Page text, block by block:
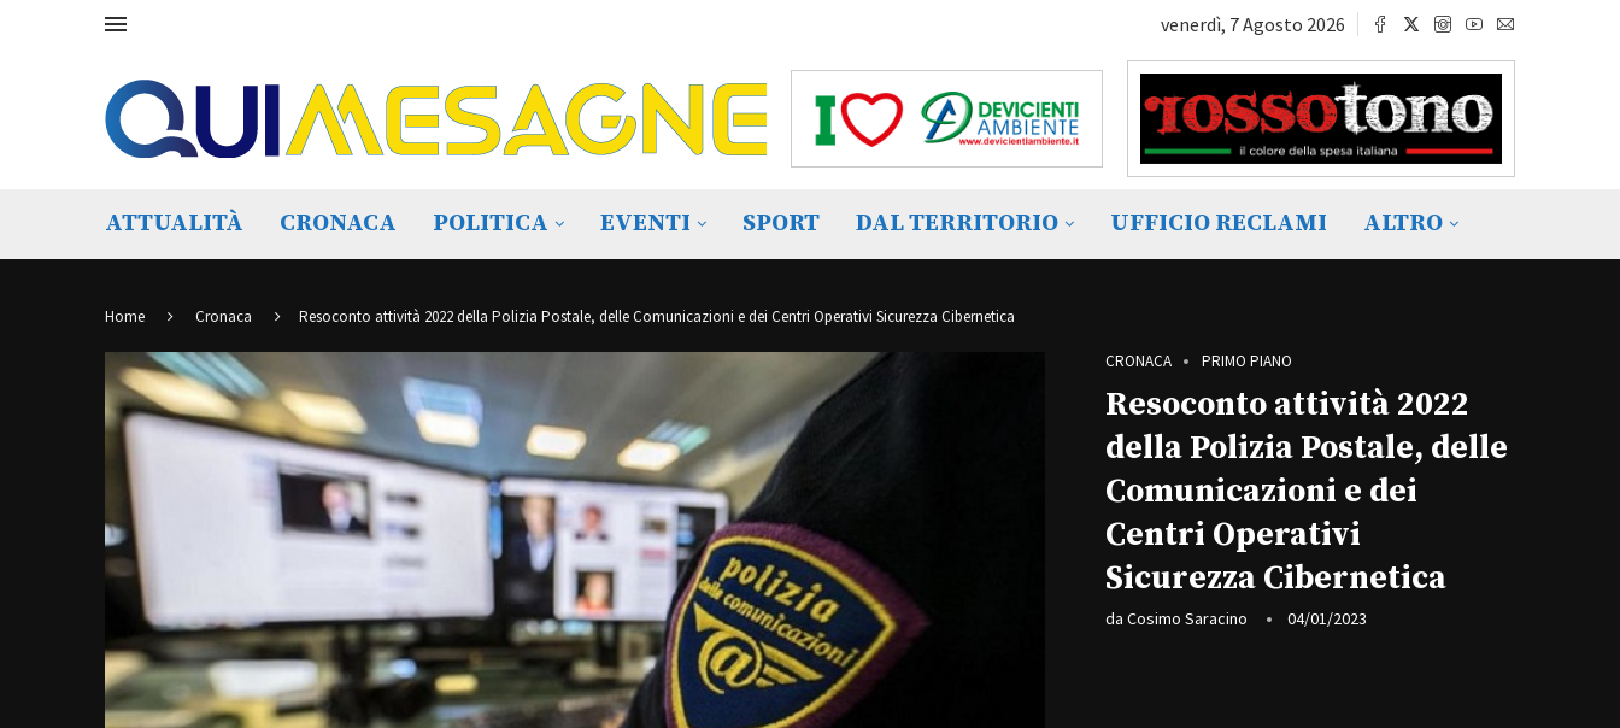
venerdì, 7 Agosto 2026
ATTUALITÀ CRONACA POLITICA EVENTI SPORT DAL TERRITORIO UFFICIO RECLAMI ALTRO
Home Cronaca Resoconto attività 2022 della Polizia Postale, delle Comunicazioni e dei Centri Operativi Sicurezza Cibernetica
CRONACA PRIMO PIANO
Resoconto attività 2022
della Polizia Postale, delle
Comunicazioni e dei
Centri Operativi
Sicurezza Cibernetica
da Cosimo Saracino 04/01/2023